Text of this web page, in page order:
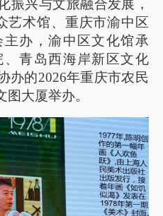
振兴与文旅融合发展，
艺术馆、重庆市渝中区
办，渝中区文化馆承
青岛西海岸新区文化
办的2026年重庆市农民
大厦举办。